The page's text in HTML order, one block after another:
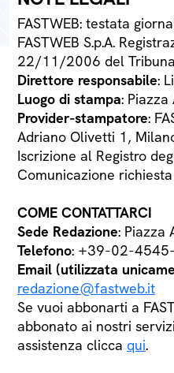
FASTWEB: testata
FASTWEB S.p.A.
22/11/2006 del
Direttore responsabile:
Luogo di stampa:
Provider-stampatore:
Adriano Olivetti 1,
Iscrizione al Registro
Comunicazione
COME CONTATTARCI
Sede Redazione: Piazza
Telefono: +39-02-
Email (utilizzata
redazione@fastweb.it
Se vuoi abbonarti a
abbonato ai nostri
assistenza clicca qui.